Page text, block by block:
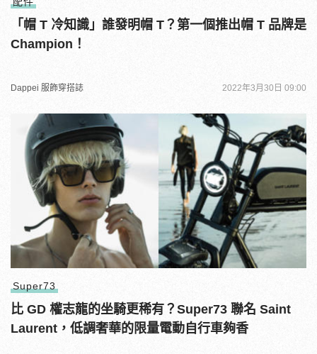
「帽 T 冷知識」誰發明帽 T？第一個推出帽 T 品牌是
Champion！
Dappei 服飾穿搭誌 2022年3月30日 09:00
Super73
比 GD 權志龍的坐騎更稀有？Super73 聯名 Saint
Laurent，低調奢華的限量電動自行車夠香